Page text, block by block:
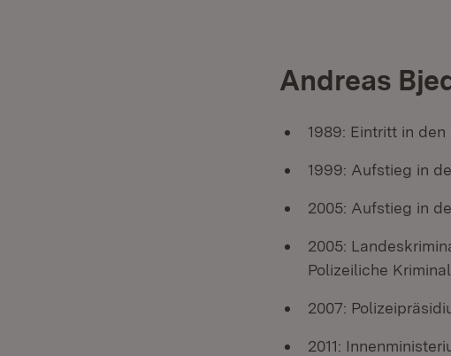
Andreas
1989: Eintritt in
1999: Aufstieg in
2005: Aufstieg in
2005:
Polizeiliche
2007:
2011: